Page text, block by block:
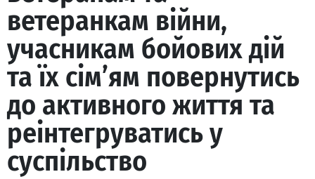
ветеранкам війни,
учасникам бойових дій
та їх сім’ям повернутись
до активного життя та
реінтегруватись у
суспільство